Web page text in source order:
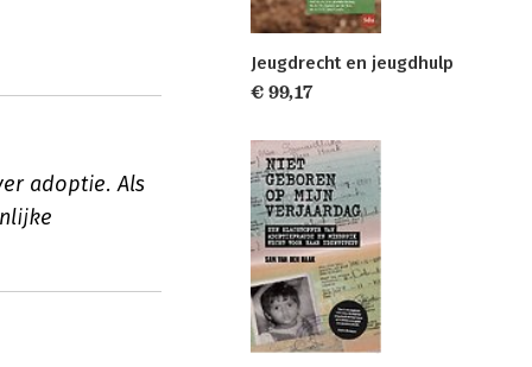
adoptie. Als
Jeugdrecht en jeugdhulp
€ 99,17